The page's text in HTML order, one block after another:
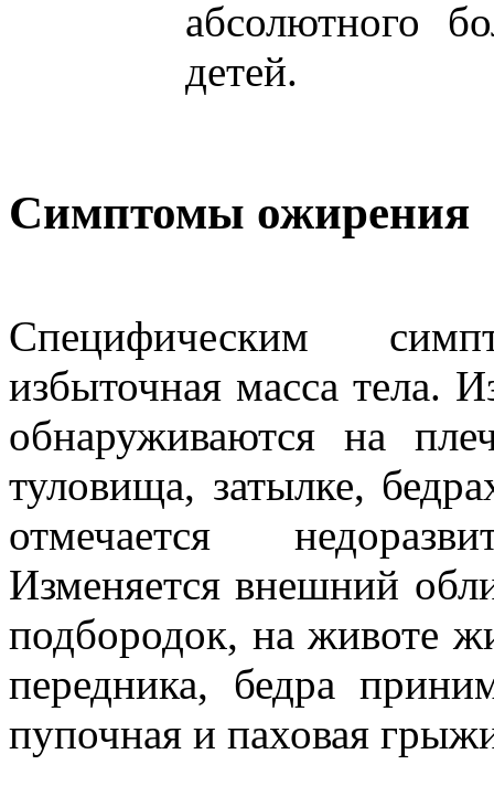
абсолютного
детей.
Симптомы ожирения
Специфическим
избыточная масса тела.
обнаруживаются на
туловища, затылке,
отмечается
Изменяется внешний
подбородок, на животе
передника, бедра
пупочная и паховая